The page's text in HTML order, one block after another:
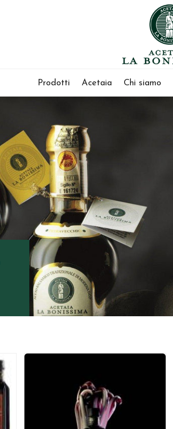
Prodotti Acetaia Chi siamo